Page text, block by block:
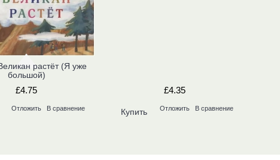
растёт (Я уже
большой)
£4.75
Отложить В сравнение
£4.35
Купить Отложить В сравнение